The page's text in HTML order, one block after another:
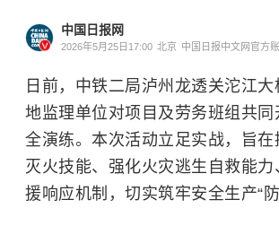
中国日报网
2026年5月25日17:00 北京 中国日报中文网官方
日前，中铁二局泸州龙透关沱江
地监理单位对项目及劳务班组共同
全演练。本次活动立足实战，旨在
灭火技能、强化火灾逃生自救能
援响应机制，切实筑牢安全生产“防